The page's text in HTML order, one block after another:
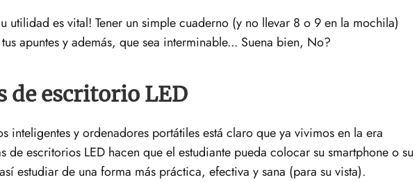
utilidad es vital! Tener un simple cuaderno (y no llevar 8 o 9 en la mochila)
apuntes y además, que sea interminable... Suena bien, No?
de escritorio LED
inteligentes y ordenadores portátiles está claro que ya vivimos en la era
de escritorios LED hacen que el estudiante pueda colocar su smartphone o su
estudiar de una forma más práctica, efectiva y sana (para su vista).